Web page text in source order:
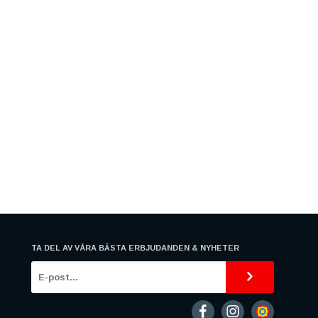
TA DEL AV VÅRA BÄSTA ERBJUDANDEN & NYHETER